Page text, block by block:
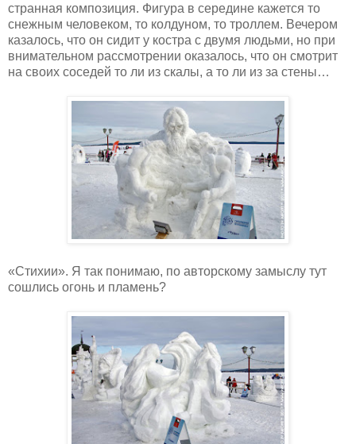
странная композиция. Фигура в середине кажется то
снежным человеком, то колдуном, то троллем. Вечером
казалось, что он сидит у костра с двумя людьми, но при
внимательном рассмотрении оказалось, что он смотрит
на своих соседей то ли из скалы, а то ли из за стены…
«Стихии». Я так понимаю, по авторскому замыслу тут
сошлись огонь и пламень?